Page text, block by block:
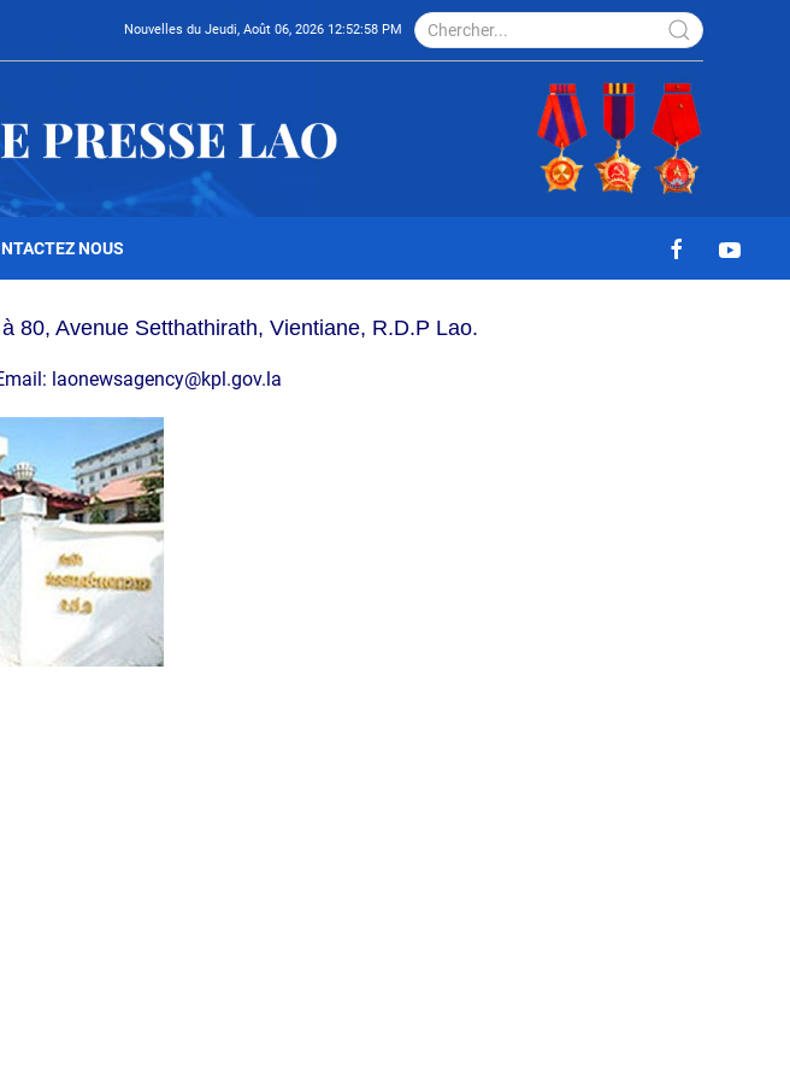
Nouvelles du Jeudi, Août 06, 2026 12:52:58 PM
NOUS
80, Avenue Setthathirath, Vientiane, R.D.P Lao.
laonewsagency@kpl.gov.la